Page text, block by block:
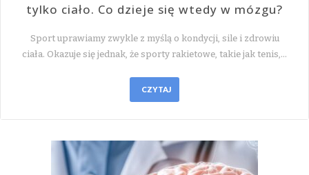
tylko ciało. Co dzieje się wtedy w mózgu?
Sport uprawiamy zwykle z myślą o kondycji, sile i zdrowiu
ciała. Okazuje się jednak, że sporty rakietowe, takie jak tenis,…
CZYTAJ